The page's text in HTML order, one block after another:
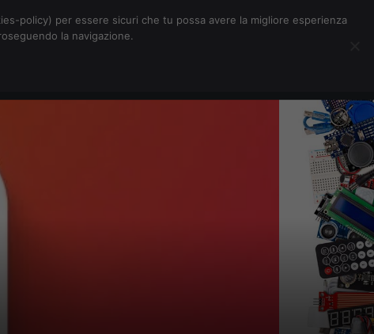
policy) per essere sicuri che tu possa avere la migliore esperienza
la navigazione.